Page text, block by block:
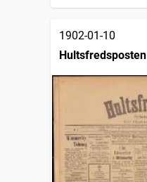
1902-01-10
Hultsfredsposten